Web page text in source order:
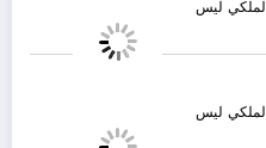
ليس
ليس